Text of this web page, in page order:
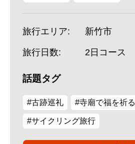
旅行エリア: 新竹市
旅行日数: 2日コース
話題タグ
#古跡巡礼 #寺廟で福を祈る
#サイクリング旅行